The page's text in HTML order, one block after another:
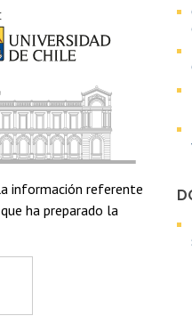
información referente
ha preparado la